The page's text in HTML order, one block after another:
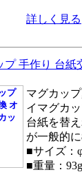
詳しく見る
プ 手作り 台紙
マグカッ
イマグカ
台紙を替
が一般的
■サイズ：
■重量：93g